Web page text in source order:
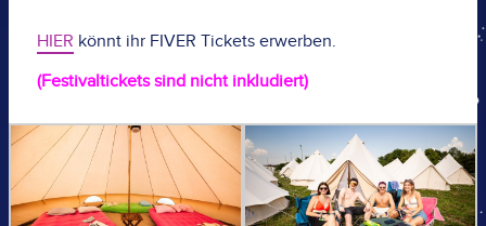
HIER könnt ihr FIVER Tickets erwerben.
(Festivaltickets sind nicht inkludiert)